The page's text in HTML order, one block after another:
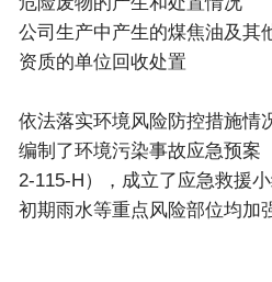
公司生产中产生的煤焦油及其
资质的单位回收处置
依法落实环境风险防控措施情
编制了环境污染事故应急预案
2-115-H），成立了应急救援
初期雨水等重点风险部位均加